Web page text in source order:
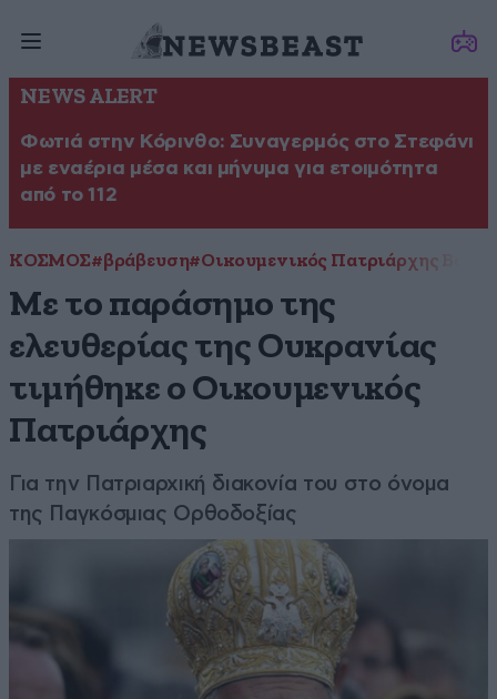
NEWS ALERT
Φωτιά στην Κόρινθο: Συναγερμός στο Στεφάνι
με εναέρια μέσα και μήνυμα για ετοιμότητα
από το 112
ΚΟΣΜΟΣ#βράβευση#Οικουμενικός Πατριάρχης
Με το παράσημο της
ελευθερίας της Ουκρανίας
τιμήθηκε ο Οικουμενικός
Πατριάρχης
Για την Πατριαρχική διακονία του στο όνομα
της Παγκόσμιας Ορθοδοξίας